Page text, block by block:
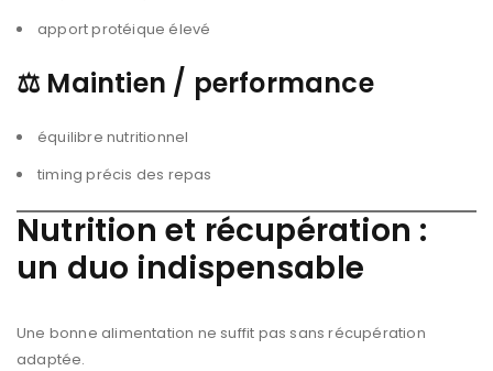
apport protéique élevé
⚖ Maintien / performance
équilibre nutritionnel
timing précis des repas
Nutrition et récupération :
un duo indispensable
Une bonne alimentation ne suffit pas sans récupération
adaptée.